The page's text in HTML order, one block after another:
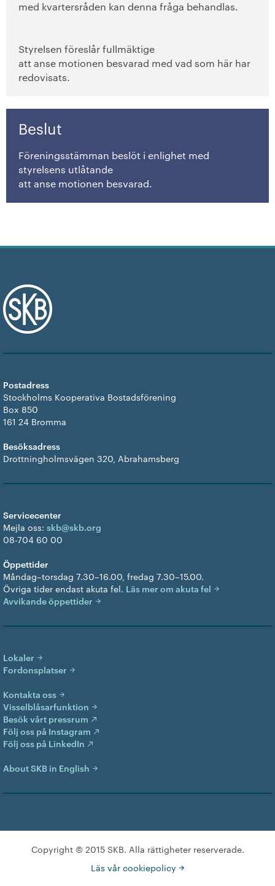
Den kooperativa koden
+
Hållbarhet enligt SKB
SKB in English
Sök ledigt
med kvartersråden kan denna fråga behandlas.
Styrelsen föreslår fullmäktige
att anse motionen besvarad med vad som här har
redovisats.
Beslut
Föreningsstämman beslöt i enlighet med
styrelsens utlåtande
att anse motionen besvarad.
Postadress
Stockholms Kooperativa Bostadsförening
Box 850
161 24 Bromma
Besöksadress
Drottningholmsvägen 320, Abrahamsberg
Servicecenter
Mejla oss: skb@skb.org
08-704 60 00
Öppettider
Måndag–torsdag 7.30–16.00, fredag 7.30–15.00.
Övriga tider endast akuta fel. Läs mer om akuta fel
Avvikande öppettider
Lokaler
Fordonsplatser
Kontakta oss
Visselblåsarfunktion
Besök vårt pressrum
Följ oss på Instagram
Följ oss på LinkedIn
About SKB in English
Copyright © 2015 SKB. Alla rättigheter reserverade.
Läs vår cookiepolicy